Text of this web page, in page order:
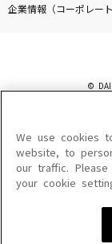
企業情報（コーポレー
©
このサイトに掲載されて
を問わず、著作権法の定
を禁じます。
楽曲及びコンテンツは、
楽曲及びコンテンツの配
We use cookies
website, to
our traffic.
your cookie